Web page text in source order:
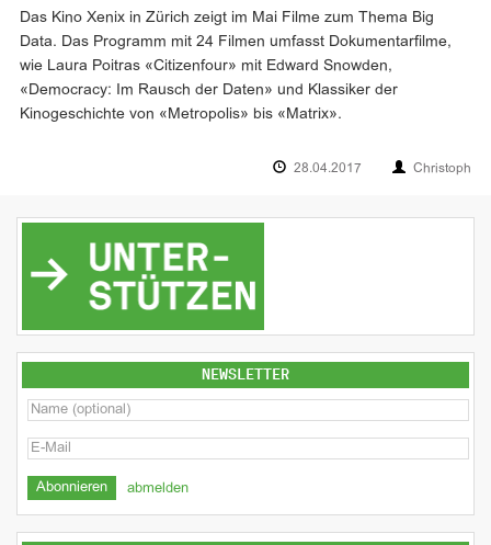
Das Kino Xenix in Zürich zeigt im Mai Filme zum Thema Big
Data. Das Programm mit 24 Filmen umfasst Dokumentarfilme,
wie Laura Poitras «Citizenfour» mit Edward Snowden,
«Democracy: Im Rausch der Daten» und Klassiker der
Kinogeschichte von «Metropolis» bis «Matrix».
28.04.2017 Christoph
NEWSLETTER
abmelden